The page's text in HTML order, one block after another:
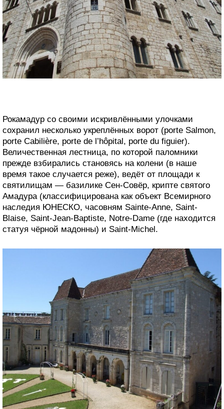
Рокамадур со своими искривлёнными улочками
сохранил несколько укреплённых ворот (porte Salmon,
porte Cabilière, porte de l’hôpital, porte du figuier).
Величественная лестница, по которой паломники
прежде взбирались становясь на колени (в наше
время такое случается реже), ведёт от площади к
святилищам — базилике Сен-Совёр, крипте святого
Амадура (классифицирована как объект Всемирного
наследия ЮНЕСКО, часовням Sainte-Anne, Saint-
Blaise, Saint-Jean-Baptiste, Notre-Dame (где находится
статуя чёрной мадонны) и Saint-Michel.